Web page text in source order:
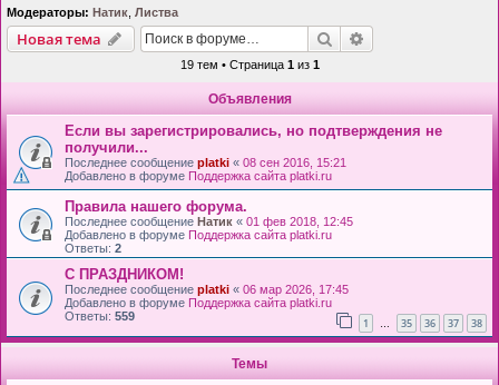
Модераторы: Натик Листва
Новая тема Поиск
19 тем • Страница 1из 1
Объявления
Если вы зарегистрировались, но подтверждения не
получили...
Последнее сообщение platki « 08 сен 2016, 15:21
Добавлено в форуме Поддержка сайта platki.ru
Правила нашего форума.
Последнее сообщение Натик « 01 фев 2018, 12:45
Добавлено в форуме Поддержка сайта platki.ru
Ответы: 2
С ПРАЗДНИКОМ!
Последнее сообщение platki « 06 мар 2026, 17:45
Добавлено в форуме Поддержка сайта platki.ru
Ответы: 559 1 … 35 36 37 38
Темы